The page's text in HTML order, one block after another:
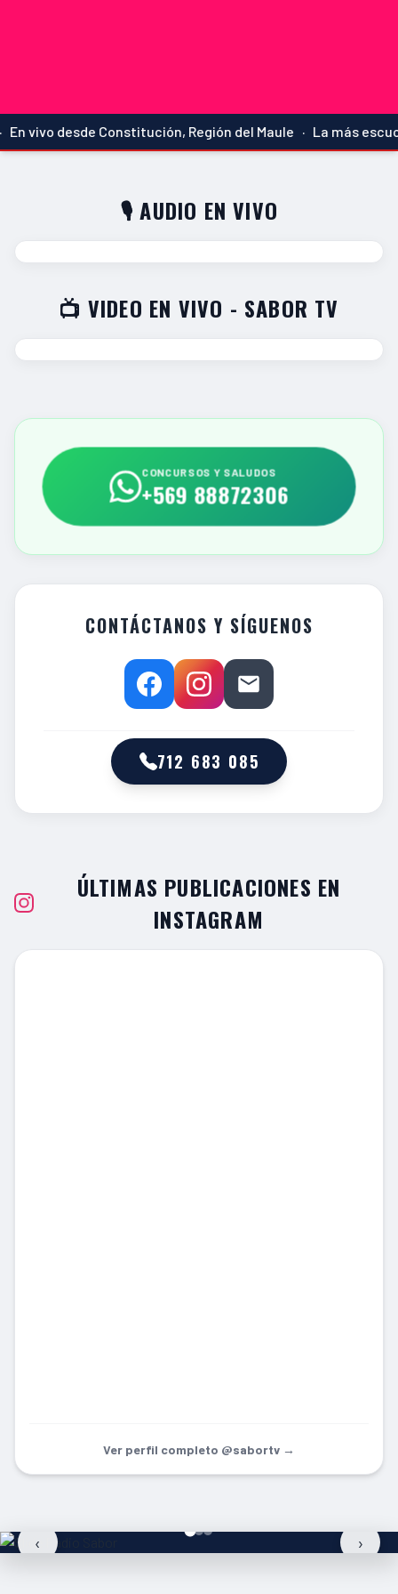
vivo desde Constitución, Región del Maule · La más
🎙️ AUDIO EN VIVO
📺 VIDEO EN VIVO - SABOR TV
CONCURSOS Y SALUDOS
+569 88872306
CONTÁCTANOS Y SÍGUENOS
712 683 085
ÚLTIMAS PUBLICACIONES EN
INSTAGRAM
Ver perfil completo @sabortv →
‹ ›